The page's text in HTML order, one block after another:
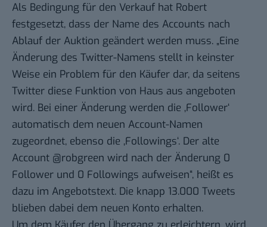
Als Bedingung für den Verkauf hat Robert
festgesetzt, dass der Name des Accounts nach
Ablauf der Auktion geändert werden muss. „Eine
Änderung des Twitter-Namens stellt in keinster
Weise ein Problem für den Käufer dar, da seitens
Twitter diese Funktion von Haus aus angeboten
wird. Bei einer Änderung werden die ‚Follower‘
automatisch dem neuen Account-Namen
zugeordnet, ebenso die ‚Followings‘. Der alte
Account @robgreen wird nach der Änderung 0
Follower und 0 Followings aufweisen“, heißt es
dazu im Angebotstext. Die knapp 13.000 Tweets
blieben dabei dem neuen Konto erhalten.